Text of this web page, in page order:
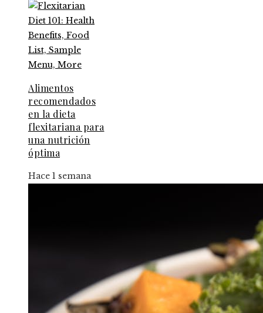
Alimentos
recomendados
en la dieta
flexitariana para
una nutrición
óptima
Hace 1 semana